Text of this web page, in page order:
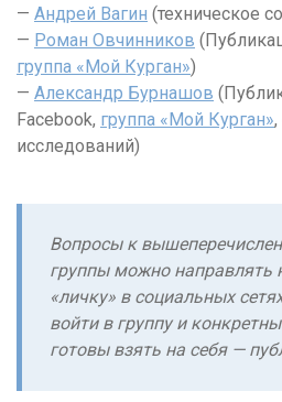
— Андрей Вагин (техническое
— Роман Овчинников
группа «Мой Курган»)
— Александр Бурнашов
Facebook, группа «Мой Курган»
исследований)
Вопросы к
группы можно направлять
«личку» в социальных
войти в группу и
готовы взять на себя —